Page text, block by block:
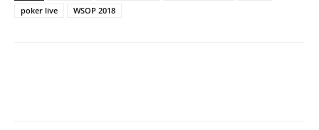
poker live
WSOP 2018